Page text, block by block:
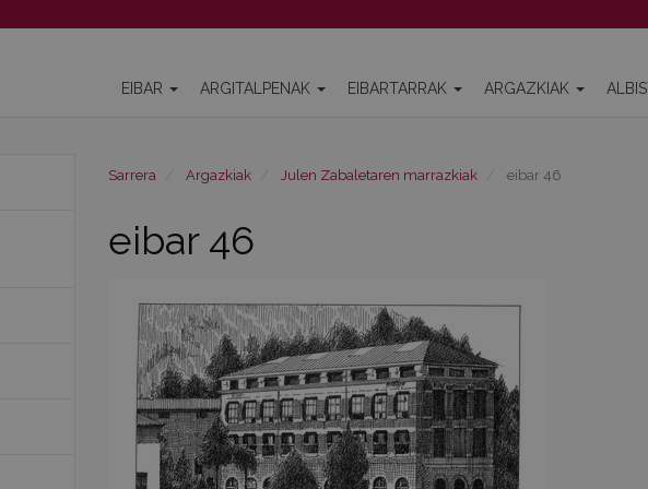
EIBAR ARGITALPENAK EIBARTARRAK ARGAZKIAK
Sarrera Argazkiak Julen Zabaletaren marrazkiak eibar 46
eibar 46